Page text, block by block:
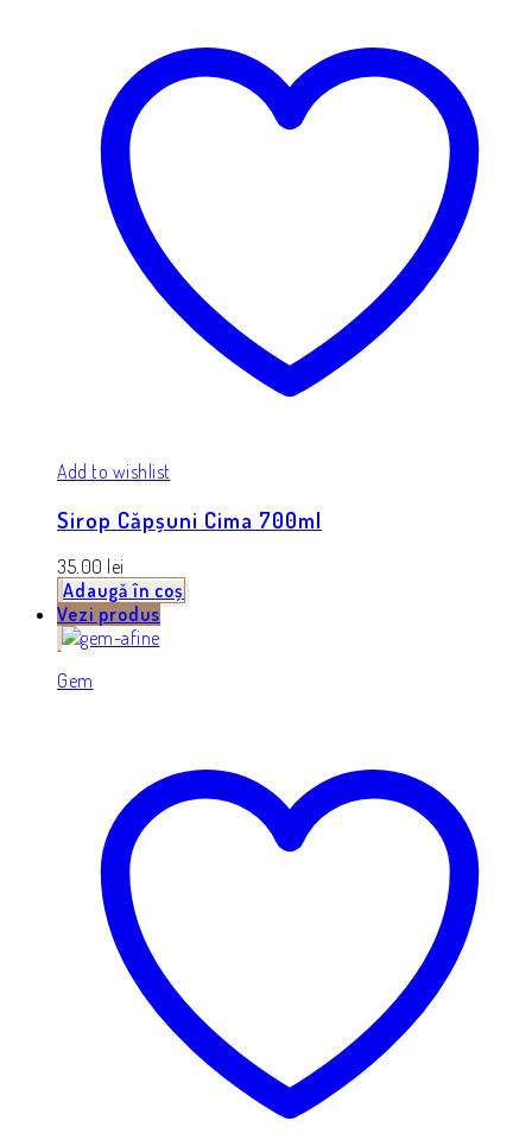
Add to wishlist
Sirop Căpșuni Cima 700ml
35.00 lei
Adaugă în coș
Vezi produs
Gem